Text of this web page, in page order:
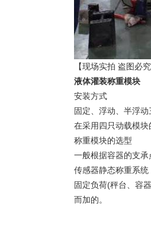
【现场实拍 盗图必
液体灌装称重模块
安装方式
固定、浮动、半浮
在采用四只动载模
称重模块的选型
一般根据容器的支
传感器静态称重系统
固定负荷(秤台、容
而加的。